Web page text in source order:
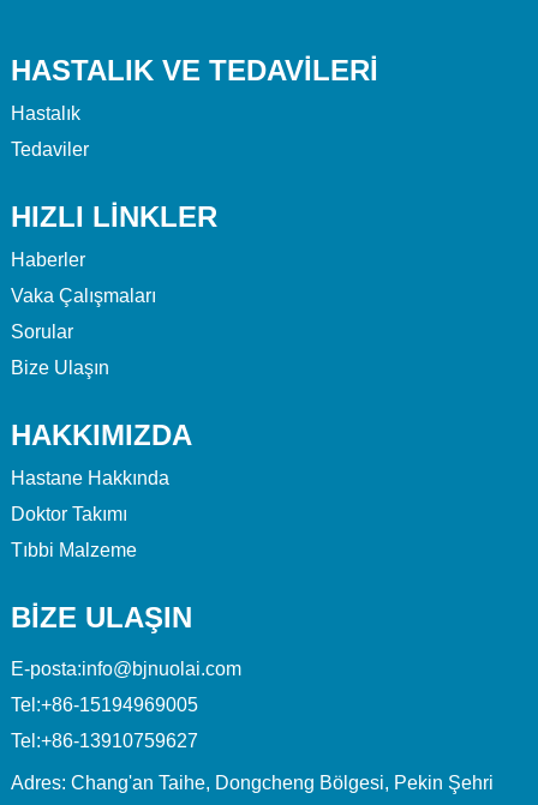
HASTALIK VE TEDAVILERI
Hastalık
Tedaviler
HIZLI LİNKLER
Haberler
Vaka Çalışmaları
Sorular
Bize Ulaşın
HAKKIMIZDA
Hastane Hakkında
Doktor Takımı
Tıbbi Malzeme
BİZE ULAŞIN
E-posta:info@bjnuolai.com
Tel:+86-15194969005
Tel:+86-13910759627
Adres: Chang'an Taihe, Dongcheng Bölgesi, Pekin Şehri